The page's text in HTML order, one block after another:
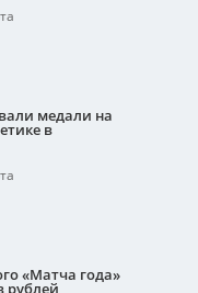
медали на
в
«Матча года»
рублей